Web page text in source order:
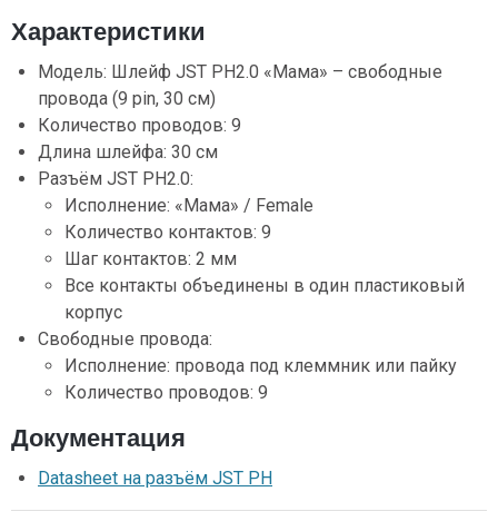
Характеристики
Модель: Шлейф JST PH2.0 «Мама» – свободные
провода (9 pin, 30 см)
Количество проводов: 9
Длина шлейфа: 30 см
Разъём JST PH2.0:
Исполнение: «Мама» / Female
Количество контактов: 9
Шаг контактов: 2 мм
Все контакты объединены в один пластиковый
корпус
Свободные провода:
Исполнение: провода под клеммник или пайку
Количество проводов: 9
Документация
Datasheet на разъём JST PH